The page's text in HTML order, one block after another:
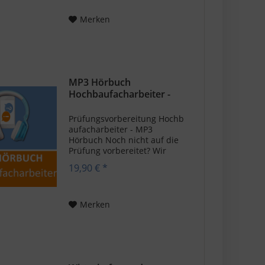
gehst du mit einem sicheren
Merken
MP3 Hörbuch
Hochbaufacharbeiter -
Prüfungsvorbereitung Hochb
aufacharbeiter - MP3
Hörbuch Noch nicht auf die
Prüfung vorbereitet? Wir
unterstützen dich gerne.
Lerne mit unserm
Hochbaufacharbeiter. Unser
19,90 € *
Merken